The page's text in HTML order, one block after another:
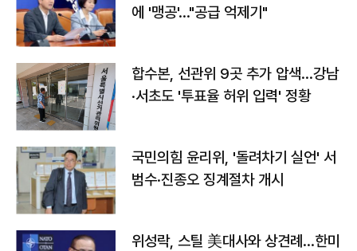
에 '맹공'…"공급 억제기"
합수본, 선관위 9곳 추가 압색…강남
·서초도 '투표율 허위 입력' 정황
국민의힘 윤리위, '돌려차기 실언' 서
범수·진종오 징계절차 개시
위성락, 스틸 美대사와 상견례…한미